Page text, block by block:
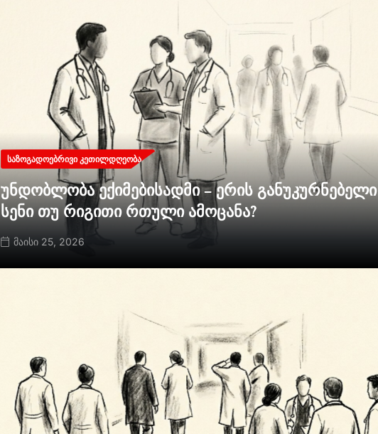
ᲡᲐᲖᲝᲒᲐᲓᲝᲔᲑᲠᲘᲕᲘ ᲙᲔᲗᲘᲚᲓᲦᲔᲝᲑᲐ
უნდობლობა ექიმებისადმი – ერის განუკურნებელი
სენი თუ რიგითი რთული ამოცანა?
მაისი 25, 2026